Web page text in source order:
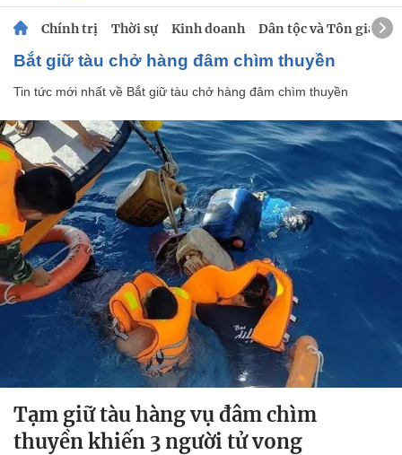
Chính trị Thời sự Kinh doanh Dân tộc và Tôn giáo
Bắt giữ tàu chở hàng đâm chìm thuyền
Tin tức mới nhất về Bắt giữ tàu chở hàng đâm chìm thuyền
Tạm giữ tàu hàng vụ đâm chìm
thuyền khiến 3 người tử vong